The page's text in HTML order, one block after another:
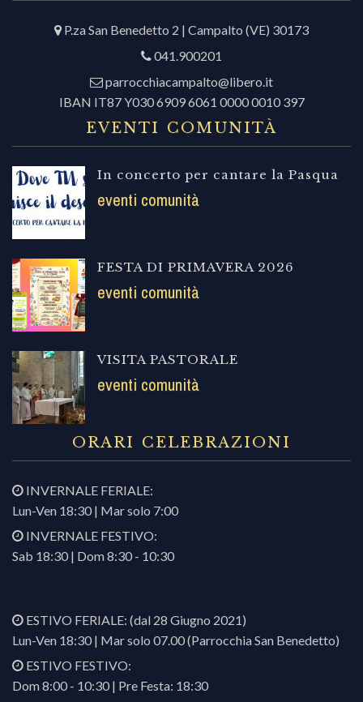
P.za San Benedetto 2 | Campalto (VE) 30173
041.900201
parrocchiacampalto@libero.it
IBAN IT87 Y030 6909 6061 0000 0010 397
EVENTI COMUNITÀ
In concerto per cantare la Pasqua
eventi comunità
FESTA DI PRIMAVERA 2026
eventi comunità
VISITA PASTORALE
eventi comunità
ORARI CELEBRAZIONI
INVERNALE FERIALE:
Lun-Ven 18:30 | Mar solo 7:00
INVERNALE FESTIVO:
Sab 18:30 | Dom 8:30 - 10:30
ESTIVO FERIALE: (dal 28 Giugno 2021)
Lun-Ven 18:30 | Mar solo 07.00 (Parrocchia San Benedetto)
ESTIVO FESTIVO:
Dom 8:00 - 10:30 | Pre Festa: 18:30